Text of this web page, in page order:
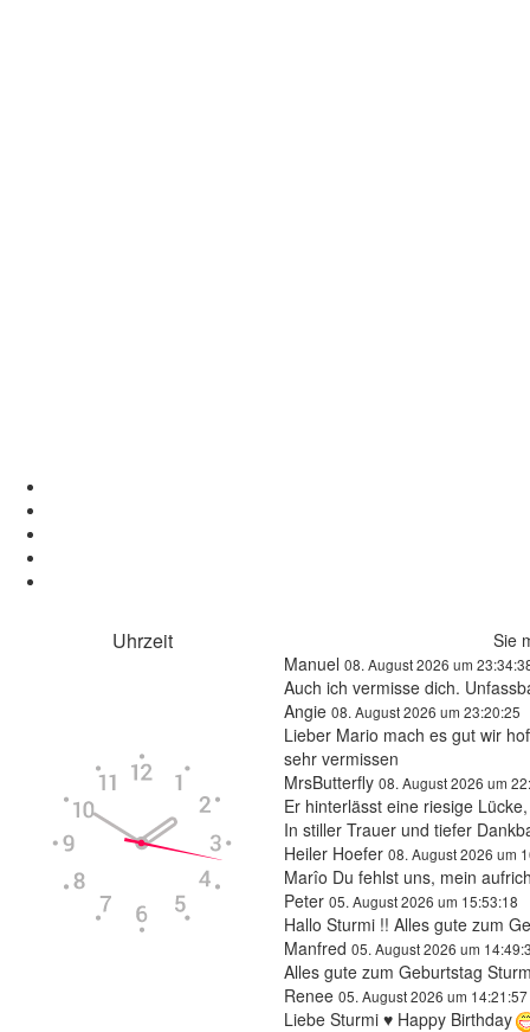
Uhrzeit
Sie
Manuel 08. August 2026 um
Auch ich vermisse dich.
Angie 08. August 2026 um 23:20:25
Lieber Mario mach es gut wir
sehr vermissen
MrsButterfly 08. August 2026 um
Er hinterlässt eine riesige
In stiller Trauer und tiefer
Heiler Hoefer 08. August 2026 um
Marîo Du fehlst uns, mein
Peter 05. August 2026 um 15:53:18
Hallo Sturmi !! Alles gute zum
Manfred 05. August 2026 um
Alles gute zum Geburtstag
Renee 05. August 2026 um 14:21:57
Liebe Sturmi ♥ Happy Birthday